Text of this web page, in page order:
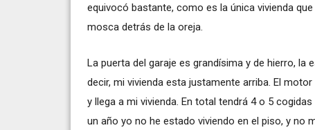
equivocó bastante, como es la única vivienda
mosca detrás de la oreja.
La puerta del garaje es grandísima y de hierro,
decir, mi vivienda esta justamente arriba. El
y llega a mi vivienda. En total tendrá 4 o 5
un año yo no he estado viviendo en el piso, y no